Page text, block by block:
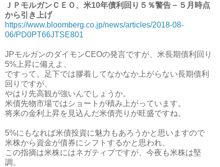
ＪＰモルガンＣＥＯ、米10年債利回り５％警告－５月時点
から引き上げ
https://www.bloomberg.co.jp/news/articles/2018-08-
06/PD0PT66JTSE801
JPモルガンのダイモンCEOの発言ですが、米長期債利回り
5%上昇に備えよ、
ですって。足下では膠着してなかなか上がらない長期債利
回りですが、
やはり先高観が強いんでしょうか。
米債先物市場ではショートが積み上がっています。
将来の金利上昇を見込んだ米債売りが旺盛ですね。
5%にもなれば米債投資に魅力もあろうかと思いますので
米株から資金が債券にシフトするかと思われ、
この指摘は米株にはネガティブですが、今夜も米株は堅
調。